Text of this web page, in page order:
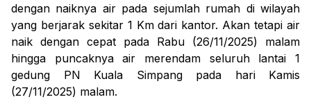
dengan naiknya air pada sejumlah rumah di wilayah
yang berjarak sekitar 1 Km dari kantor. Akan tetapi air
naik dengan cepat pada Rabu (26/11/2025) malam
hingga puncaknya air merendam seluruh lantai 1
gedung PN Kuala Simpang pada hari Kamis
(27/11/2025) malam.